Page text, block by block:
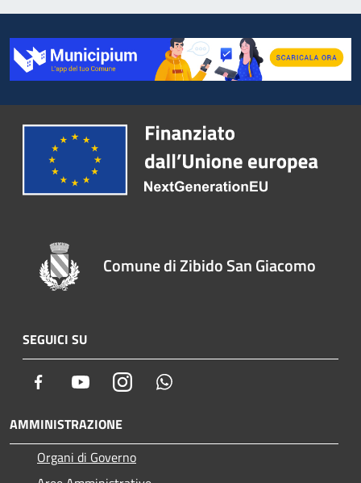
Comune di Zibido San Giacomo
SEGUICI SU
Facebook YoutubeInstagram
AMMINISTRAZIONE
Organi di Governo